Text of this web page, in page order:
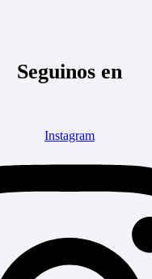
Seguinos en
Instagram